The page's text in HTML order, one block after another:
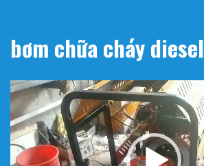
bơm chữa cháy diesel
Trình
chơi
Video